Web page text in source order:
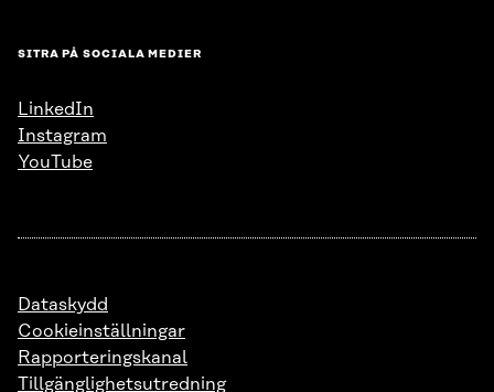
SITRA PÅ SOCIALA MEDIER
LinkedIn
Instagram
YouTube
Dataskydd
Cookieinställningar
Rapporteringskanal
Tillgänglighetsutredning